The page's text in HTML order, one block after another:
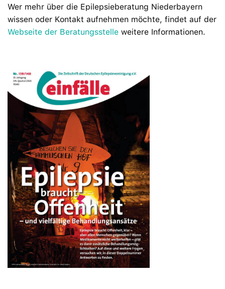
Wer mehr über die Epilepsieberatung Niederbayern
wissen oder Kontakt aufnehmen möchte, findet auf der
Webseite der Beratungsstelle weitere Informationen.